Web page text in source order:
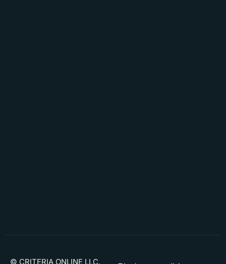
© CRITERIA ONLINE LLC.